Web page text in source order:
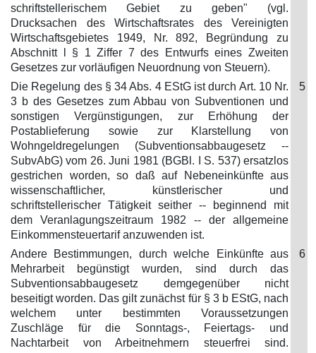
schriftstellerischem Gebiet zu geben" (vgl.
Drucksachen des Wirtschaftsrates des Vereinigten
Wirtschaftsgebietes 1949, Nr. 892, Begründung zu
Abschnitt l § 1 Ziffer 7 des Entwurfs eines Zweiten
Gesetzes zur vorläufigen Neuordnung von Steuern).
Die Regelung des § 34 Abs. 4 EStG ist durch Art. 10 Nr.
3 b des Gesetzes zum Abbau von Subventionen und
sonstigen Vergünstigungen, zur Erhöhung der
Postablieferung sowie zur Klarstellung von
Wohngeldregelungen (Subventionsabbaugesetz --
SubvAbG) vom 26. Juni 1981 (BGBl. I S. 537) ersatzlos
gestrichen worden, so daß auf Nebeneinkünfte aus
wissenschaftlicher, künstlerischer und
schriftstellerischer Tätigkeit seither -- beginnend mit
dem Veranlagungszeitraum 1982 -- der allgemeine
Einkommensteuertarif anzuwenden ist.
5
Andere Bestimmungen, durch welche Einkünfte aus
Mehrarbeit begünstigt wurden, sind durch das
Subventionsabbaugesetz demgegenüber nicht
beseitigt worden. Das gilt zunächst für § 3 b EStG, nach
welchem unter bestimmten Voraussetzungen
Zuschläge für die Sonntags-, Feiertags- und
Nachtarbeit von Arbeitnehmern steuerfrei sind.
6